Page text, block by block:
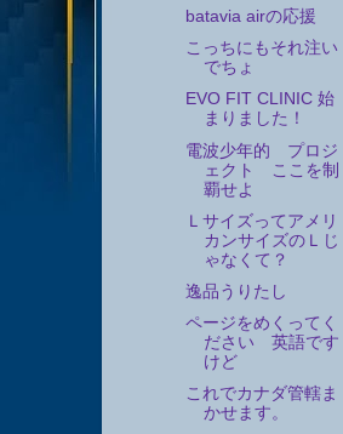
batavia airの応援
こっちにもそれ注い
でちょ
EVO FIT CLINIC 始
まりました！
電波少年的 プロジ
ェクト ここを制
覇せよ
Ｌサイズってアメリ
カンサイズのＬじ
ゃなくて？
逸品うりたし
ページをめくってく
ださい 英語です
けど
これでカナダ管轄ま
かせます。